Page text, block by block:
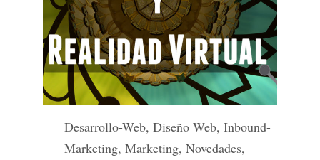
Desarrollo-Web, Diseño Web, Inbound-
Marketing, Marketing, Novedades,